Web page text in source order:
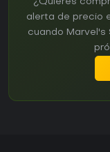
¿Quieres
alerta de precio
cuando Marvel's